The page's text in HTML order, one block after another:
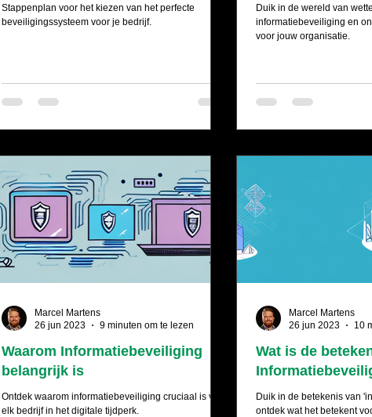
Stappenplan voor het kiezen van het perfecte
beveiligingssysteem voor je bedrijf.
Duik in de wereld van
informatiebeveiliging en
voor jouw organisatie.
Waarom Informatiebeveiliging
belangrijk is
Ontdek waarom informatiebeveiliging cruciaal is voor
elk bedrijf in het digitale tijdperk.
Marcel Martens
26 jun 2023
9 minuten om te lezen
Wat is de
Duik in de betekenis van
ontdek wat het betekent
Marcel Martens
26 jun 2023
10